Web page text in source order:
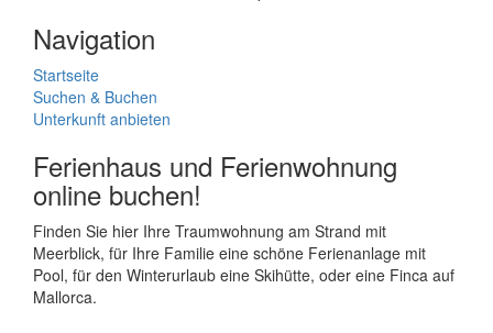
Navigation
Startseite
Suchen & Buchen
Unterkunft anbieten
Ferienhaus und Ferienwohnung
online buchen!
Finden Sie hier Ihre Traumwohnung am Strand mit
Meerblick, für Ihre Familie eine schöne Ferienanlage mit
Pool, für den Winterurlaub eine Skihütte, oder eine Finca auf
Mallorca.